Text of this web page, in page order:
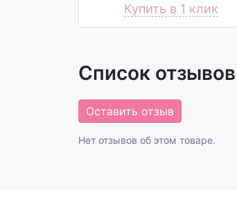
Купить в 1 клик
Список отзывов
Оставить отзыв
Нет отзывов об этом товаре.